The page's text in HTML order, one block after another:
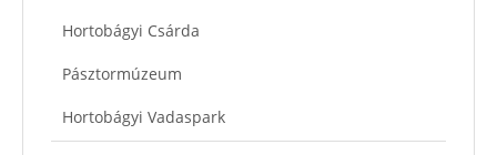
Hortobágyi Csárda
Pásztormúzeum
Hortobágyi Vadaspark